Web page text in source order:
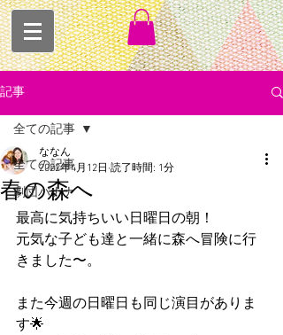
記事
全ての記事
劇団バナナ
全ての記事
春の森へ
ななん
2022年4月12日 読了時間: 1分
最高に気持ちいい日曜日の朝！
元気な子ども達と一緒に森へ冒険に行
きました〜。
また今週の日曜日も同じ演目がありま
す🌟